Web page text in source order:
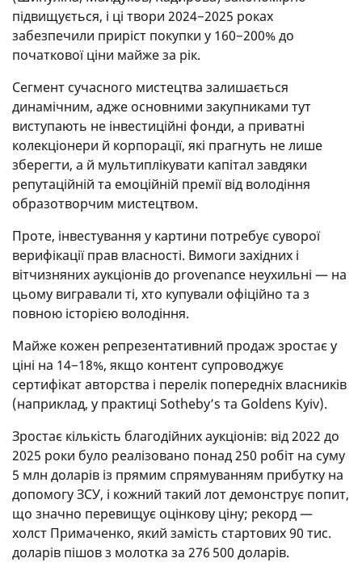
підвищується, і ці твори 2024−2025 роках
забезпечили приріст покупки у 160−200% до
початкової ціни майже за рік.
Сегмент сучасного мистецтва залишається
динамічним, адже основними закупниками тут
виступають не інвестиційні фонди, а приватні
колекціонери й корпорації, які прагнуть не лише
зберегти, а й мультиплікувати капітал завдяки
репутаційній та емоційній премії від володіння
образотворчим мистецтвом.
Проте, інвестування у картини потребує суворої
верифікації прав власності. Вимоги західних і
вітчизняних аукціонів до provenance неухильні — на
цьому вигравали ті, хто купували офіційно та з
повною історією володіння.
Майже кожен репрезентативний продаж зростає у
ціні на 14−18%, якщо контент супроводжує
сертифікат авторства і перелік попередніх власників
(наприклад, у практиці Sotheby’s та Goldens Kyiv).
Зростає кількість благодійних аукціонів: від 2022 до
2025 роки було реалізовано понад 250 робіт на суму
5 млн доларів із прямим спрямуванням прибутку на
допомогу ЗСУ, і кожний такий лот демонструє попит,
що значно перевищує оцінкову ціну; рекорд —
холст Примаченко, який замість стартових 90 тис.
доларів пішов з молотка за 276 500 доларів.